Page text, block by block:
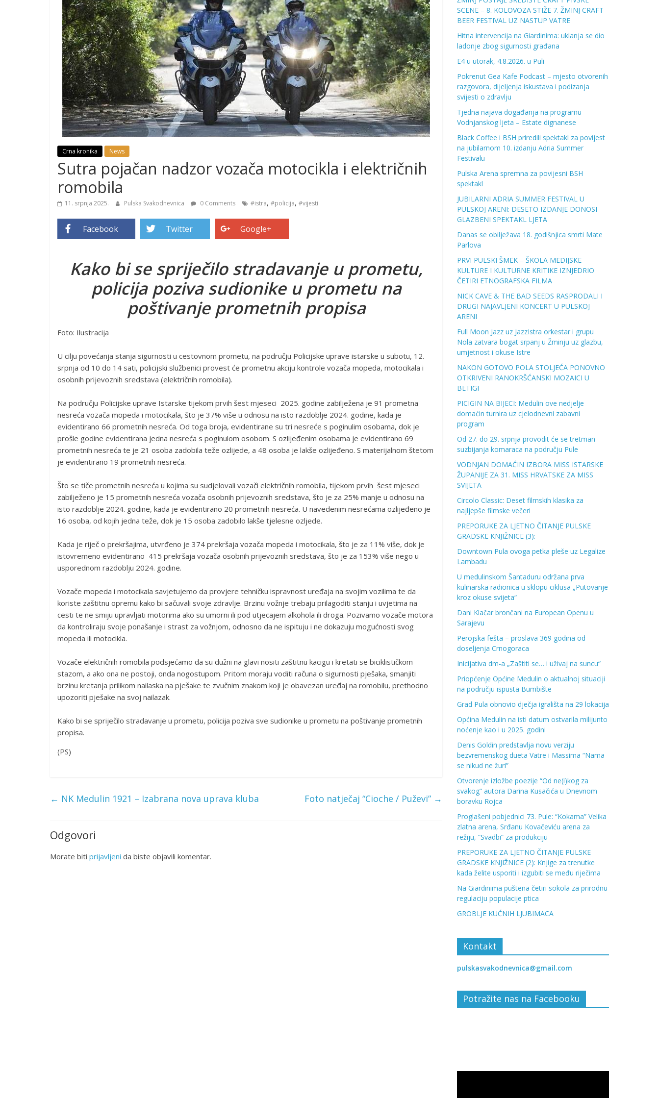
Crna kronika News
Sutra pojačan nadzor vozača motocikla i električnih
romobila
11. srpnja 2025. Pulska Svakodnevnica 0 Comments #istra, #policija, #vijesti
Facebook Twitter Google+
Kako bi se spriječilo stradavanje u prometu,
policija poziva sudionike u prometu na
poštivanje prometnih propisa
Foto: Ilustracija
U cilju povećanja stanja sigurnosti u cestovnom prometu, na području Policijske uprave istarske u subotu, 12.
srpnja od 10 do 14 sati, policijski službenici provest će prometnu akciju kontrole vozača mopeda, motocikala i
osobnih prijevoznih sredstava (električnih romobila).
Na području Policijske uprave Istarske tijekom prvih šest mjeseci 2025. godine zabilježena je 91 prometna
nesreća vozača mopeda i motocikala, što je 37% više u odnosu na isto razdoblje 2024. godine, kada je
evidentirano 66 prometnih nesreća. Od toga broja, evidentirane su tri nesreće s poginulim osobama, dok je
prošle godine evidentirana jedna nesreća s poginulom osobom. S ozlijeđenim osobama je evidentirano 69
prometnih nesreća te je 21 osoba zadobila teže ozlijede, a 48 osoba je lakše ozlijeđeno. S materijalnom štetom
je evidentirano 19 prometnih nesreća.
Što se tiče prometnih nesreća u kojima su sudjelovali vozači električnih romobila, tijekom prvih šest mjeseci
zabilježeno je 15 prometnih nesreća vozača osobnih prijevoznih sredstava, što je za 25% manje u odnosu na
isto razdoblje 2024. godine, kada je evidentirano 20 prometnih nesreća. U navedenim nesrećama ozlijeđeno je
16 osoba, od kojih jedna teže, dok je 15 osoba zadobilo lakše tjelesne ozljede.
Kada je riječ o prekršajima, utvrđeno je 374 prekršaja vozača mopeda i motocikala, što je za 11% više, dok je
istovremeno evidentirano 415 prekršaja vozača osobnih prijevoznih sredstava, što je za 153% više nego u
usporednom razdoblju 2024. godine.
Vozače mopeda i motocikala savjetujemo da provjere tehničku ispravnost uređaja na svojim vozilima te da
koriste zaštitnu opremu kako bi sačuvali svoje zdravlje. Brzinu vožnje trebaju prilagoditi stanju i uvjetima na
cesti te ne smiju upravljati motorima ako su umorni ili pod utjecajem alkohola ili droga. Pozivamo vozače motora
da kontroliraju svoje ponašanje i strast za vožnjom, odnosno da ne ispituju i ne dokazuju mogućnosti svog
mopeda ili motocikla.
Vozače električnih romobila podsjećamo da su dužni na glavi nositi zaštitnu kacigu i kretati se biciklističkom
stazom, a ako ona ne postoji, onda nogostupom. Pritom moraju voditi računa o sigurnosti pješaka, smanjiti
brzinu kretanja prilikom nailaska na pješake te zvučnim znakom koji je obavezan uređaj na romobilu, prethodno
upozoriti pješake na svoj nailazak.
Kako bi se spriječilo stradavanje u prometu, policija poziva sve sudionike u prometu na poštivanje prometnih
propisa.
(PS)
← NK Medulin 1921 – Izabrana nova uprava kluba Foto natječaj “Cioche / Puževi” →
Odgovori
Morate biti prijavljeni da biste objavili komentar.
SCENE – 8. KOLOVOZA STIŽE 7. ŽMINJ CRAFT
BEER FESTIVAL UZ NASTUP VATRE
Hitna intervencija na Giardinima: uklanja se dio
ladonje zbog sigurnosti građana
E4 u utorak, 4.8.2026. u Puli
Pokrenut Gea Kafe Podcast – mjesto otvorenih
razgovora, dijeljenja iskustava i podizanja
svijesti o zdravlju
Tjedna najava događanja na programu
Vodnjanskog ljeta – Estate dignanese
Black Coffee i BSH priredili spektakl za povijest
na jubilarnom 10. izdanju Adria Summer
Festivalu
Pulska Arena spremna za povijesni BSH
spektakl
JUBILARNI ADRIA SUMMER FESTIVAL U
PULSKOJ ARENI: DESETO IZDANJE DONOSI
GLAZBENI SPEKTAKL LJETA
Danas se obilježava 18. godišnjica smrti Mate
Parlova
PRVI PULSKI ŠMEK – ŠKOLA MEDIJSKE
KULTURE I KULTURNE KRITIKE IZNJEDRIO
ČETIRI ETNOGRAFSKA FILMA
NICK CAVE & THE BAD SEEDS RASPRODALI I
DRUGI NAJAVLJENI KONCERT U PULSKOJ
ARENI
Full Moon Jazz uz JazzIstra orkestar i grupu
Nola zatvara bogat srpanj u Žminju uz glazbu,
umjetnost i okuse Istre
NAKON GOTOVO POLA STOLJEĆA PONOVNO
OTKRIVENI RANOKRŠĆANSKI MOZAICI U
BETIGI
PICIGIN NA BIJECI: Medulin ove nedjelje
domaćin turnira uz cjelodnevni zabavni
program
Od 27. do 29. srpnja provodit će se tretman
suzbijanja komaraca na području Pule
VODNJAN DOMAĆIN IZBORA MISS ISTARSKE
ŽUPANIJE ZA 31. MISS HRVATSKE ZA MISS
SVIJETA
Circolo Classic: Deset filmskih klasika za
najljepše filmske večeri
PREPORUKE ZA LJETNO ČITANJE PULSKE
GRADSKE KNJIŽNICE (3):
Downtown Pula ovoga petka pleše uz Legalize
Lambadu
U medulinskom Šantaduru održana prva
kulinarska radionica u sklopu ciklusa „Putovanje
kroz okuse svijeta“
Dani Klačar brončani na European Openu u
Sarajevu
Perojska fešta – proslava 369 godina od
doseljenja Crnogoraca
Inicijativa dm-a „Zaštiti se… i uživaj na suncu“
Priopćenje Općine Medulin o aktualnoj situaciji
na području ispusta Bumbište
Grad Pula obnovio dječja igrališta na 29 lokacija
Općina Medulin na isti datum ostvarila milijunto
noćenje kao i u 2025. godini
Denis Goldin predstavlja novu verziju
bezvremenskog dueta Vatre i Massima “Nama
se nikud ne žuri”
Otvorenje izložbe poezije “Od ne(i)kog za
svakog” autora Darina Kusačića u Dnevnom
boravku Rojca
Proglašeni pobjednici 73. Pule: “Kokama” Velika
zlatna arena, Srđanu Kovačeviću arena za
režiju, “Svadbi” za produkciju
PREPORUKE ZA LJETNO ČITANJE PULSKE
GRADSKE KNJIŽNICE (2): Knjige za trenutke
kada želite usporiti i izgubiti se među riječima
Na Giardinima puštena četiri sokola za prirodnu
regulaciju populacije ptica
GROBLJE KUĆNIH LJUBIMACA
Kontakt
pulskasvakodnevnica@gmail.com
Potražite nas na Facebooku